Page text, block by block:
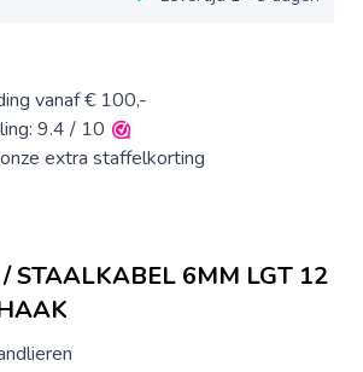
vanaf € 100,-
9.4 / 10
extra staffelkorting
STAALKABEL 6MM LGT 12